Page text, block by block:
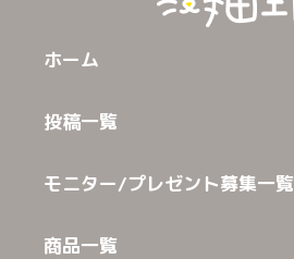
ホーム
投稿一覧
モニター/プレゼント募集一覧
商品一覧